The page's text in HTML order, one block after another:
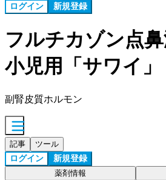
ログイン 新規登録
フルチカゾン点
小児用「サワイ」
副腎皮質ホルモン
記事 ツール
ログイン 新規登録
薬剤情報